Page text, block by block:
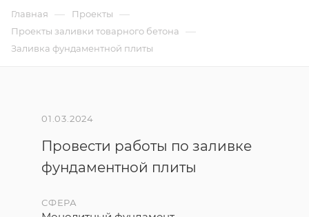
Главная — Проекты —
Проекты заливки товарного бетона —
Заливка фундаментной плиты
01.03.2024
Провести работы по заливке
фундаментной плиты
СФЕРА